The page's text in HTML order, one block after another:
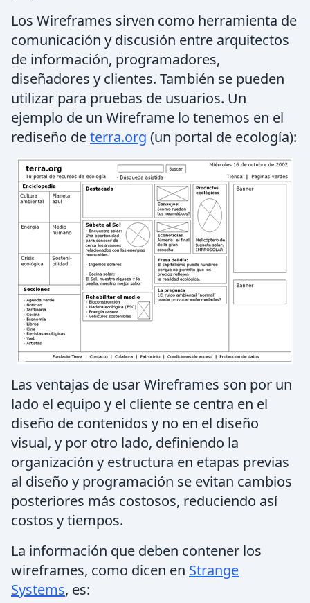
Los Wireframes sirven como herramienta de
comunicación y discusión entre arquitectos
de información, programadores,
diseñadores y clientes. También se pueden
utilizar para pruebas de usuarios. Un
ejemplo de un Wireframe lo tenemos en el
rediseño deterra.org (un portal de ecología):
Las ventajas de usar Wireframes son por un
lado el equipo y el cliente se centra en el
diseño de contenidos y no en el diseño
visual, y por otro lado, definiendo la
organización y estructura en etapas previas
al diseño y programación se evitan cambios
posteriores más costosos, reduciendo así
costos y tiempos.
La información que deben contener los
wireframes, como dicen en Strange
Systems, es: